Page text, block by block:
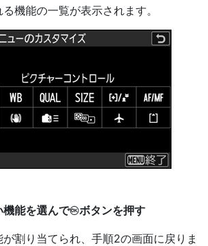
機能の一覧が表示されます。
能を選んでJボタンを押す
が割り当てられ、手順2の画面に戻りま